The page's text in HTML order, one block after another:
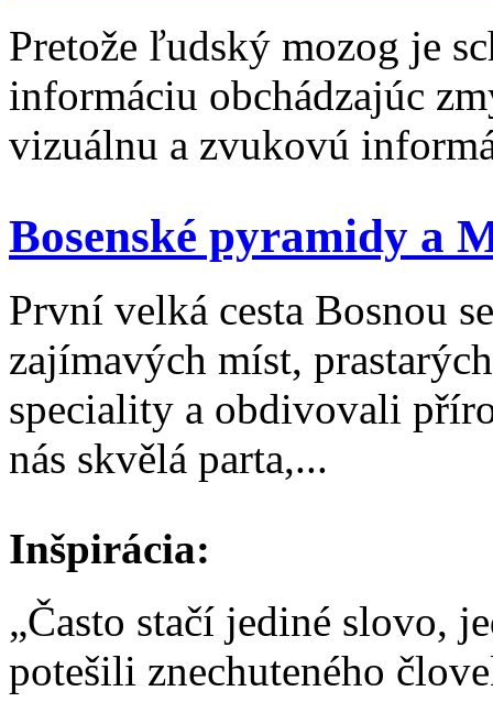
Pretože ľudský mozog je
informáciu obchádzajúc
vizuálnu a zvukovú
Bosenské pyramidy a
První velká cesta Bosnou
zajímavých míst,
speciality a obdivovali
nás skvělá parta,...
Inšpirácia:
„Často stačí jediné slovo,
potešili znechuteného